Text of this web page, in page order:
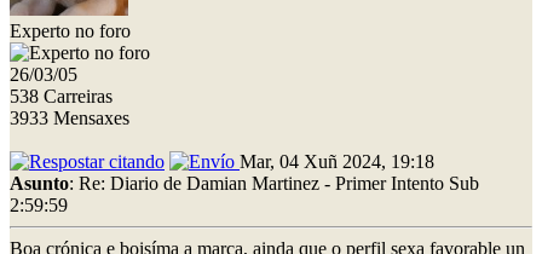
Experto no foro
26/03/05
538 Carreiras
3933 Mensaxes
Mar, 04 Xuñ 2024, 19:18
Asunto: Re: Diario de Damian Martinez - Primer Intento Sub
2:59:59
Boa crónica e boisíma a marca, ainda que o perfil sexa favorable un